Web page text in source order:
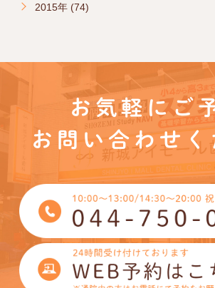
2015年 (74)
お気軽にご
お問い合わせく